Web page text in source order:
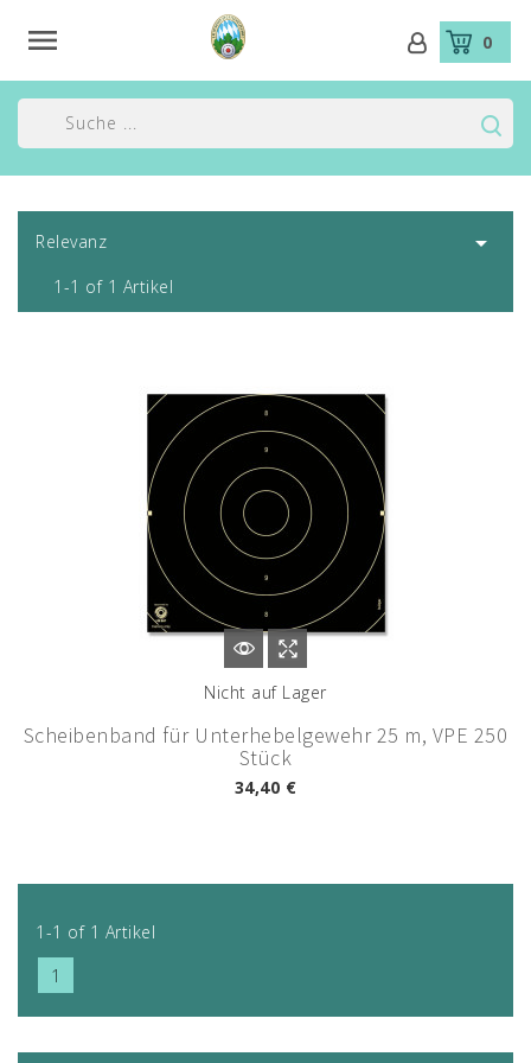
 0
Relevanz 
1-1 of 1 Artikel
Nicht auf Lager
Scheibenband für Unterhebelgewehr 25 m, VPE 250
Stück
34,40 €
1-1 of 1 Artikel
1